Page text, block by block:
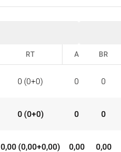
RT A BR
0 (0+0) 0 0
0 (0+0) 0 0
0,00 (0,00+0,00) 0,00 0,00